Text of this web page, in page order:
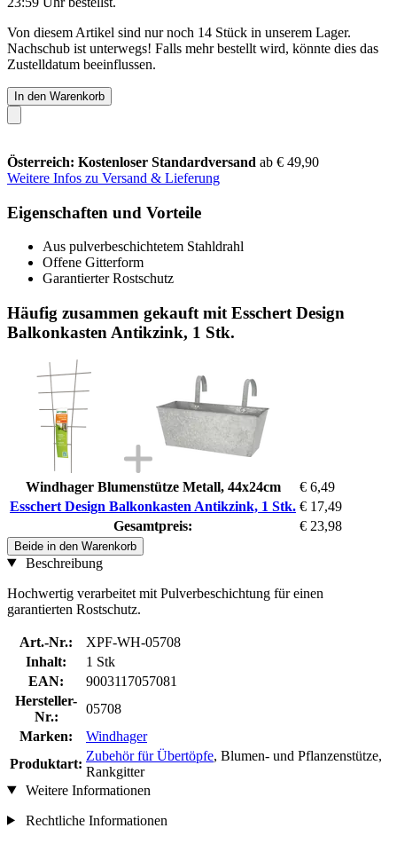
Von diesem Artikel sind nur noch 14 Stück in unserem Lager.
Nachschub ist unterwegs! Falls mehr bestellt wird, könnte dies das
Zustelldatum beeinflussen.
In den Warenkorb
Österreich: Kostenloser Standardversand ab € 49,90
Weitere Infos zu Versand & Lieferung
Eigenschaften und Vorteile
Aus pulverbeschichtetem Stahldrahl
Offene Gitterform
Garantierter Rostschutz
Häufig zusammen gekauft mit Esschert Design
Balkonkasten Antikzink, 1 Stk.
Windhager Blumenstütze Metall, 44x24cm
€ 6,49
Esschert Design Balkonkasten Antikzink, 1 Stk. € 17,49
Gesamtpreis:
€ 23,98
Beide in den Warenkorb
Beschreibung
Hochwertig verarbeitet mit Pulverbeschichtung für einen
garantierten Rostschutz.
Art.-Nr.:
XPF-WH-05708
Inhalt:
1 Stk
EAN:
9003117057081
Hersteller-
Nr.:
05708
Marken:
Windhager
Produktart:
Zubehör für Übertöpfe, Blumen- und Pflanzenstütze,
Rankgitter
Weitere Informationen
Rechtliche Informationen